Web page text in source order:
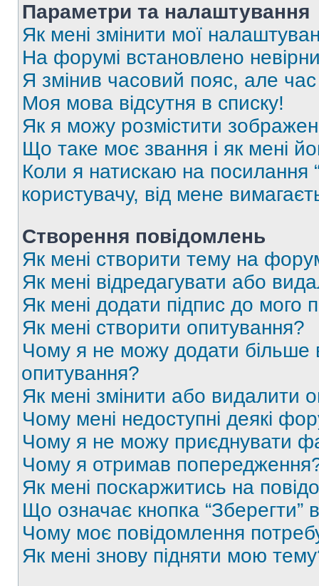
Параметри та налаштування
Як мені змінити мої
На форумі встановлено
Я змінив часовий пояс, але
Моя мова відсутня в списку!
Як я можу розмістити
Що таке моє звання і як мені
Коли я натискаю на посилання
користувачу, від мене
Створення повідомлень
Як мені створити тему на
Як мені відредагувати або
Як мені додати підпис до мого
Як мені створити опитування?
Чому я не можу додати більше
опитування?
Як мені змінити або видалити
Чому мені недоступні деякі
Чому я не можу приєднувати
Чому я отримав
Як мені поскаржитись на
Що означає кнопка
Чому моє повідомлення
Як мені знову підняти мою